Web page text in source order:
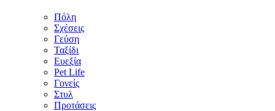
Πόλη
Σχέσεις
Γεύση
Ταξίδι
Ευεξία
Pet Life
Γονείς
Στυλ
Προτάσεις